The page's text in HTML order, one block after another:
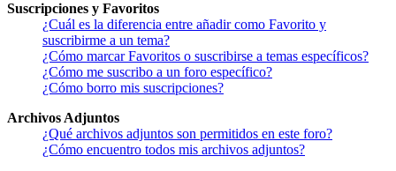
Suscripciones y Favoritos
¿Cuál es la diferencia entre añadir como Favorito y
suscribirme a un tema?
¿Cómo marcar Favoritos o suscribirse a temas específicos?
¿Cómo me suscribo a un foro específico?
¿Cómo borro mis suscripciones?
Archivos Adjuntos
¿Qué archivos adjuntos son permitidos en este foro?
¿Cómo encuentro todos mis archivos adjuntos?